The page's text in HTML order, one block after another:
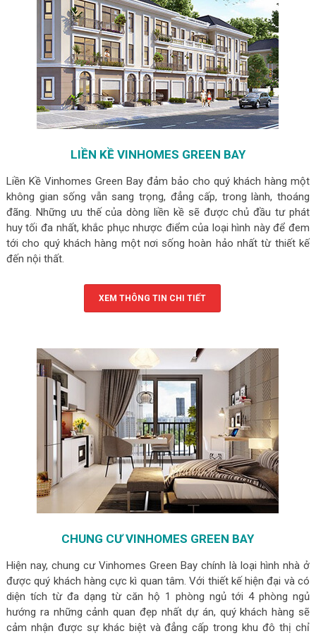
LIỀN KỀ VINHOMES GREEN BAY
Liền Kề Vinhomes Green Bay đảm bảo cho quý khách hàng một
không gian sống vẫn sang trọng, đẳng cấp, trong lành, thoáng
đãng. Những ưu thế của dòng liền kề sẽ được chủ đầu tư phát
huy tối đa nhất, khắc phục nhược điểm của loại hình này để đem
tới cho quý khách hàng một nơi sống hoàn hảo nhất từ thiết kế
đến nội thất.
XEM THÔNG TIN CHI TIẾT
CHUNG CƯ VINHOMES GREEN BAY
Hiện nay, chung cư Vinhomes Green Bay chính là loại hình nhà ở
được quý khách hàng cực kì quan tâm. Với thiết kế hiện đại và có
diện tích từ đa dạng từ căn hộ 1 phòng ngủ tới 4 phòng ngủ
hướng ra những cảnh quan đẹp nhất dự án, quý khách hàng sẽ
cảm nhận được sự khác biệt và đẳng cấp trong khu đô thị chỉ